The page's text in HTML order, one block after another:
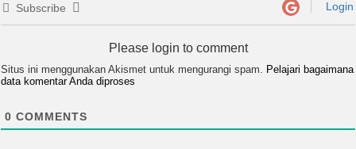
Subscribe Login
Please login to comment
Situs ini menggunakan Akismet untuk mengurangi spam. Pelajari bagaimana
data komentar Anda diproses
0 COMMENTS